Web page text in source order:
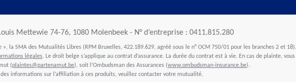
Mettewie 74-76, 1080 Molenbeek - N° d’entreprise : 0411.815.280
», la SMA des Mutualités Libres (RPM Bruxelles, 422.189.629, agréé sous le n° OCM 750/01 pour les branches 2 et
légales. Le droit belge s’applique au contrat d’assurance. La durée du contrat est à vie. En cas de plainte,
(plaintes@partenamut.be), soit l’Ombudsman des Assurances (www.ombudsman-insurance.be).
des informations sur l’affiliation à ces produits, veuillez contacter votre mutualité.